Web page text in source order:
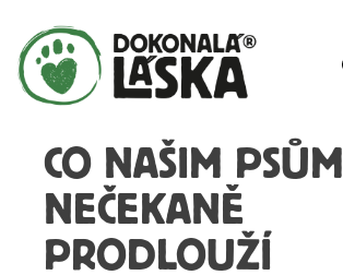
CO NAŠIM PSŮM
NEČEKANĚ
PRODLOUŽÍ